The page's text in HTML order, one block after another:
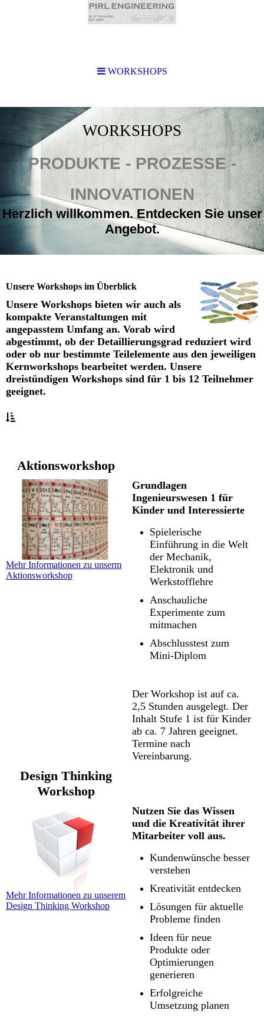
WORKSHOPS
PRODUKTE - PROZESSE -
INNOVATIONEN
Herzlich willkommen. Entdecken Sie unser
Angebot.
Unsere Workshops im Überblick
Unsere Workshops bieten wir auch als
kompakte Veranstaltungen mit
angepasstem Umfang an. Vorab wird
abgestimmt, ob der Detaillierungsgrad reduziert wird
oder ob nur bestimmte Teilelemente aus den jeweiligen
Kernworkshops bearbeitet werden. Unsere
dreistündigen Workshops sind für 1 bis 12 Teilnehmer
geeignet.
Aktionsworkshop
Mehr Informationen zu unserm
Aktionsworkshop
Grundlagen
Ingenieurswesen 1 für
Kinder und Interessierte
Spielerische
Einführung in die Welt
der Mechanik,
Elektronik und
Werkstofflehre
Anschauliche
Experimente zum
mitmachen
Abschlusstest zum
Mini-Diplom
Der Workshop ist auf ca.
2,5 Stunden ausgelegt. Der
Inhalt Stufe 1 ist für Kinder
ab ca. 7 Jahren geeignet.
Termine nach
Vereinbarung.
Design Thinking
Workshop
Mehr Informationen zu unserem
Design Thinking Workshop
Nutzen Sie das Wissen
und die Kreativität ihrer
Mitarbeiter voll aus.
Kundenwünsche besser
verstehen
Kreativität entdecken
Lösungen für aktuelle
Probleme finden
Ideen für neue
Produkte oder
Optimierungen
generieren
Erfolgreiche
Umsetzung planen
WORKSHOPS